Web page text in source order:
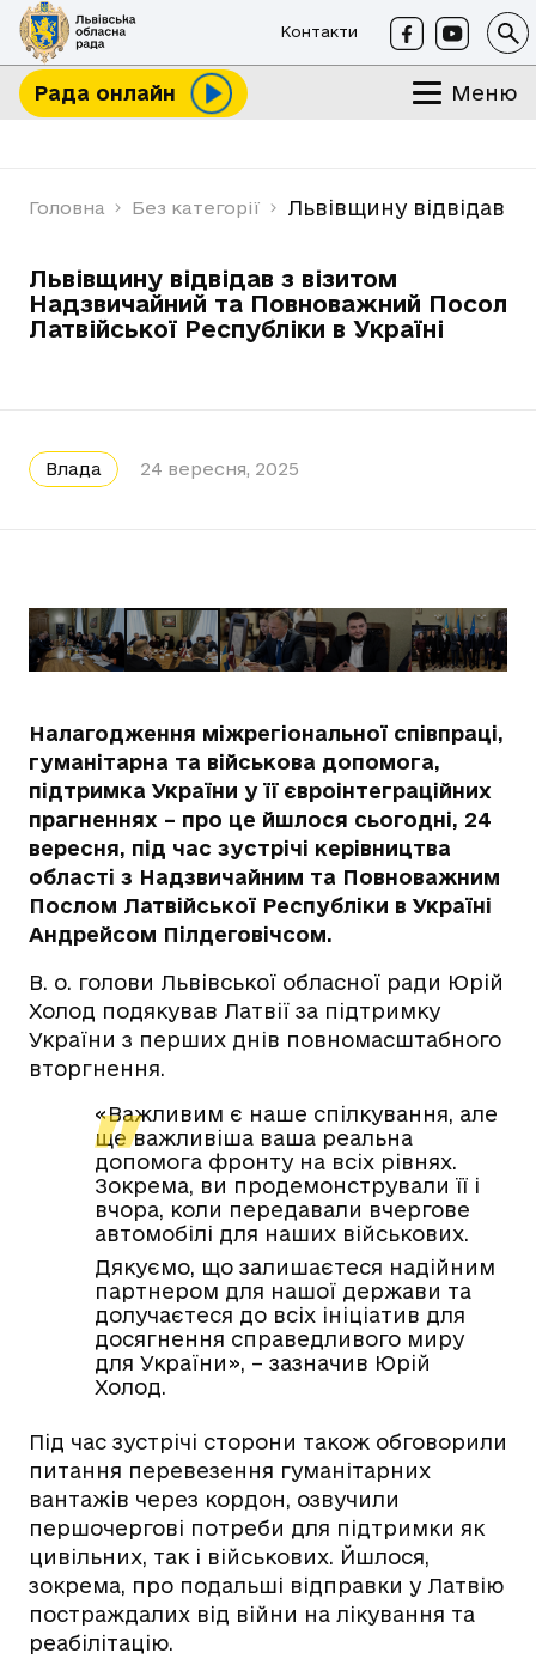
Контакти
Рада онлайн Меню
Головна Без категорії Львівщину відвідав
Львівщину відвідав з візитом
Надзвичайний та Повноважний Посол
Латвійської Республіки в Україні
Влада 24 вересня, 2025
Налагодження міжрегіональної співпраці,
гуманітарна та військова допомога,
підтримка України у її євроінтеграційних
прагненнях – про це йшлося сьогодні, 24
вересня, під час зустрічі керівництва
області з Надзвичайним та Повноважним
Послом Латвійської Республіки в Україні
Андрейсом Пілдеговічсом.
В. о. голови Львівської обласної ради Юрій
Холод подякував Латвії за підтримку
України з перших днів повномасштабного
вторгнення.
«Важливим є наше спілкування, але
ще важливіша ваша реальна
допомога фронту на всіх рівнях.
Зокрема, ви продемонстрували її і
вчора, коли передавали вчергове
автомобілі для наших військових.
Дякуємо, що залишаєтеся надійним
партнером для нашої держави та
долучаєтеся до всіх ініціатив для
досягнення справедливого миру
для України», – зазначив Юрій
Холод.
Під час зустрічі сторони також обговорили
питання перевезення гуманітарних
вантажів через кордон, озвучили
першочергові потреби для підтримки як
цивільних, так і військових. Йшлося,
зокрема, про подальші відправки у Латвію
постраждалих від війни на лікування та
реабілітацію.